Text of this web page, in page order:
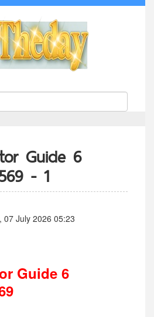
Guide 6
- 1
07 July 2026 05:23
Guide 6